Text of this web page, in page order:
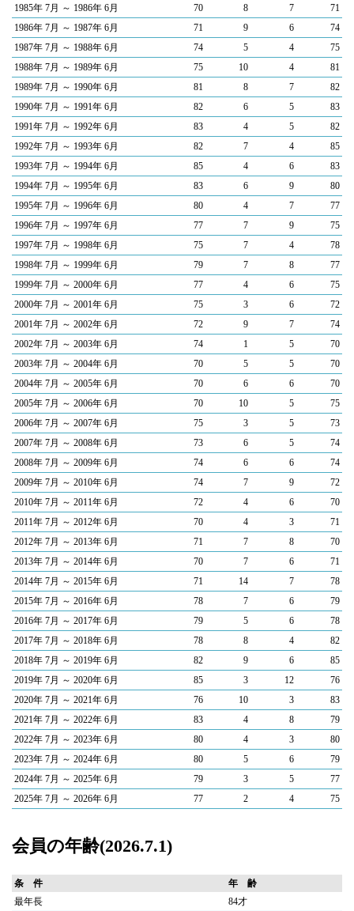
1985年 7月 ～ 1986年 6月
70 8 7
71
1986年 7月 ～ 1987年 6月
71 9 6
74
1987年 7月 ～ 1988年 6月
74 5 4
75
1988年 7月 ～ 1989年 6月
75 10 4
81
1989年 7月 ～ 1990年 6月
81 8 7
82
1990年 7月 ～ 1991年 6月
82 6 5
83
1991年 7月 ～ 1992年 6月
83 4 5
82
1992年 7月 ～ 1993年 6月
82 7 4
85
1993年 7月 ～ 1994年 6月
85 4 6
83
1994年 7月 ～ 1995年 6月
83 6 9
80
1995年 7月 ～ 1996年 6月
80 4 7
77
1996年 7月 ～ 1997年 6月
77 7 9
75
1997年 7月 ～ 1998年 6月
75 7 4
78
1998年 7月 ～ 1999年 6月
79 7 8
77
1999年 7月 ～ 2000年 6月
77 4 6
75
2000年 7月 ～ 2001年 6月
75 3 6
72
2001年 7月 ～ 2002年 6月
72 9 7
74
2002年 7月 ～ 2003年 6月
74 1 5
70
2003年 7月 ～ 2004年 6月
70 5 5
70
2004年 7月 ～ 2005年 6月
70 6 6
70
2005年 7月 ～ 2006年 6月
70 10 5
75
2006年 7月 ～ 2007年 6月
75 3 5
73
2007年 7月 ～ 2008年 6月
73 6 5
74
2008年 7月 ～ 2009年 6月
74 6 6
74
2009年 7月 ～ 2010年 6月
74 7 9
72
2010年 7月 ～ 2011年 6月
72 4 6
70
2011年 7月 ～ 2012年 6月
70 4 3
71
2012年 7月 ～ 2013年 6月
71 7 8
70
2013年 7月 ～ 2014年 6月
70 7 6
71
2014年 7月 ～ 2015年 6月
71 14 7
78
2015年 7月 ～ 2016年 6月
78 7 6
79
2016年 7月 ～ 2017年 6月
79 5 6
78
2017年 7月 ～ 2018年 6月
78 8 4
82
2018年 7月 ～ 2019年 6月
82 9 6
85
2019年 7月 ～ 2020年 6月
85 3 12
76
2020年 7月 ～ 2021年 6月
76 10 3
83
2021年 7月 ～ 2022年 6月
83 4 8
79
2022年 7月 ～ 2023年 6月
80 4 3
80
2023年 7月 ～ 2024年 6月
80 5 6
79
2024年 7月 ～ 2025年 6月
79 3 5
77
2025年 7月 ～ 2026年 6月
77 2 4 75
会員の年齢(2026.7.1)
条 件
年 齢
最年長
84才